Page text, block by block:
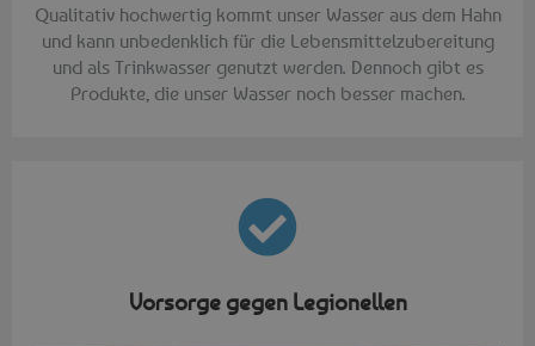
Qualitativ hochwertig kommt unser Wasser aus dem Hahn
und kann unbedenklich für die Lebensmittelzubereitung
und als Trinkwasser genutzt werden. Dennoch gibt es
Produkte, die unser Wasser noch besser machen.
Vorsorge gegen Legionellen